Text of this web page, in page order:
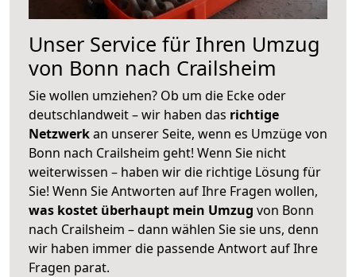
Unser Service für Ihren Umzug
von Bonn nach Crailsheim
Sie wollen umziehen? Ob um die Ecke oder
deutschlandweit – wir haben das richtige
Netzwerkan unserer Seite, wenn es Umzüge von
Bonn nach Crailsheim geht! Wenn Sie nicht
weiterwissen – haben wir die richtige Lösung für
Sie! Wenn Sie Antworten auf Ihre Fragen wollen,
was kostet überhaupt mein Umzug von Bonn
nach Crailsheim – dann wählen Sie sie uns, denn
wir haben immer die passende Antwort auf Ihre
Fragen parat.